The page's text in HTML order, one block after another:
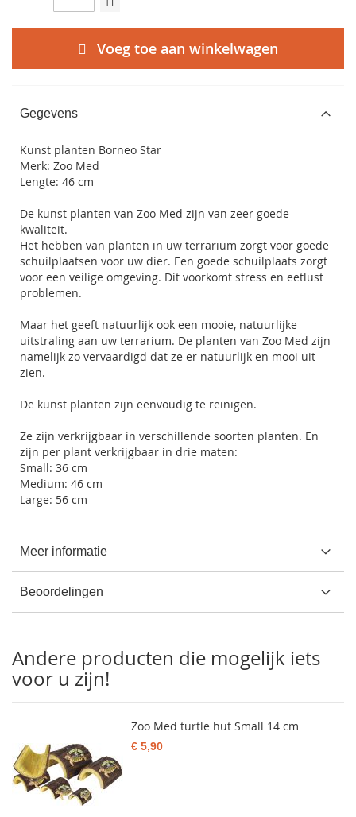
Voeg toe aan winkelwagen
Gegevens
Kunst planten Borneo Star
Merk: Zoo Med
Lengte: 46 cm
De kunst planten van Zoo Med zijn van zeer goede
kwaliteit.
Het hebben van planten in uw terrarium zorgt voor goede
schuilplaatsen voor uw dier. Een goede schuilplaats zorgt
voor een veilige omgeving. Dit voorkomt stress en eetlust
problemen.
Maar het geeft natuurlijk ook een mooie, natuurlijke
uitstraling aan uw terrarium. De planten van Zoo Med zijn
namelijk zo vervaardigd dat ze er natuurlijk en mooi uit
zien.
De kunst planten zijn eenvoudig te reinigen.
Ze zijn verkrijgbaar in verschillende soorten planten. En
zijn per plant verkrijgbaar in drie maten:
Small: 36 cm
Medium: 46 cm
Large: 56 cm
Meer informatie
Beoordelingen
Andere producten die mogelijk iets
voor u zijn!
Zoo Med turtle hut Small 14 cm
€ 5,90